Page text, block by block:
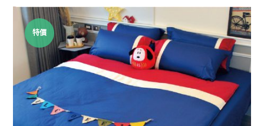
特價